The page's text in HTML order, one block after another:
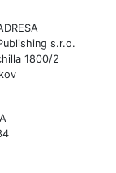
s.r.o.
1800/2